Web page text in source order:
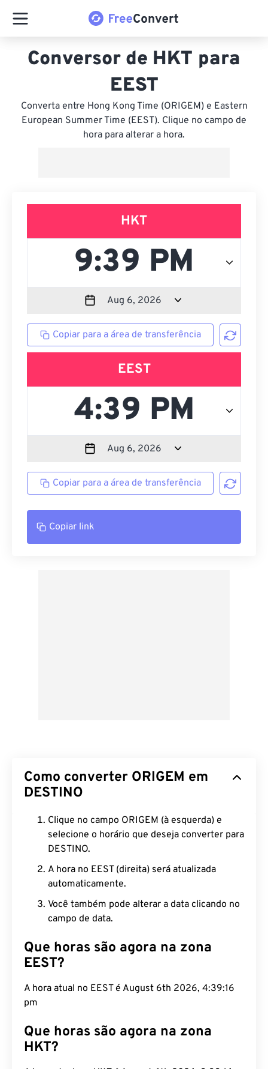
Conversor de HKT para
EEST
Converta entre Hong Kong Time (ORIGEM) e Eastern
European Summer Time (EEST). Clique no campo de
hora para alterar a hora.
HKT
Copiar para a área de transferência
EEST
Copiar para a área de transferência
Copiar link
Como converter ORIGEM em
DESTINO
Clique no campo ORIGEM (à esquerda) e
selecione o horário que deseja converter para
DESTINO.
A hora no EEST (direita) será atualizada
automaticamente.
Você também pode alterar a data clicando no
campo de data.
Que horas são agora na zona
EEST?
A hora atual no EEST é August 6th 2026, 4:39:17
pm
Que horas são agora na zona
HKT?